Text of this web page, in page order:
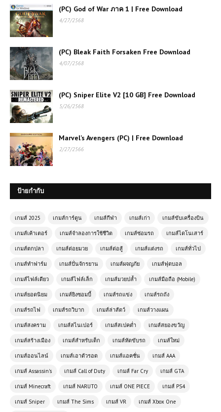
(PC) God of War ภาค 1 | Free Download
4/27/2568
(PC) Bleak Faith Forsaken Free Download
4/07/2568
(PC) Sniper Elite V2 [10 GB] Free Download
5/26/2568
Marvel’s Avengers (PC) | Free Download
2/27/2566
ป้ายกำกับ
เกมส์ 2025 เกมส์การ์ตูน เกมส์กีฬา เกมส์เก่า เกมส์ขับเครื่องบิน
เกมส์เค้าเตอร์ เกมส์จำลองการใช้ชีวิต เกมส์ซ่อมรถ เกมส์ไดโนเสาร์
เกมส์ตกปลา เกมส์ต่อยมวย เกมส์ต่อสู้ เกมส์แต่งรถ เกมส์ทั่วไป
เกมส์ทำฟาร์ม เกมส์ปั่นจักรยาน เกมส์ผจญภัย เกมส์ฟุตบอล
เกมส์ไฟล์เดียว เกมส์ไฟล์เล็ก เกมส์มวยปล้ำ เกมส์มือถือ (Mobile)
เกมส์ยอดนิยม เกมส์ยิงซอมบี้ เกมส์รถแข่ง เกมส์รถถัง
เกมส์รถไฟ เกมส์รถวิบาก เกมส์ล่าสัตว์ เกมส์วางแผน
เกมส์สงคราม เกมส์สไนเปอร์ เกมส์สเปคต่ำ เกมส์สยองขวัญ
เกมส์สร้างเมือง เกมส์สำหรับเด็ก เกมส์หัดขับรถ เกมส์ใหม่
เกมส์ออนไลน์ เกมส์เอาตัวรอด เกมส์แอคชั่น เกมส์ AAA
เกมส์ Assassin's เกมส์ Call of Duty เกมส์ Far Cry เกมส์ GTA
เกมส์ Minecraft เกมส์ NARUTO เกมส์ ONE PIECE เกมส์ PS4
เกมส์ Sniper เกมส์ The Sims เกมส์ VR เกมส์ Xbox One
Booster – เกมรถบูสเตอร์สุดมันส์
Free download
Parkour Ninja